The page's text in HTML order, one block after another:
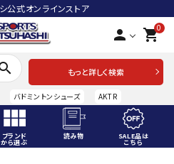
公式オンラインストア
person 0
shopping_cart
もっと詳しく検索
バドミントンシューズ AKTR
ブランド
から選ぶ
読み物 SALE品は
こちら